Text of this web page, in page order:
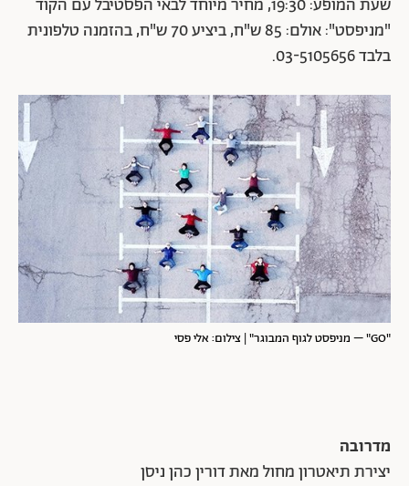
שעת המופע: 19:30, מחיר מיוחד לבאי הפסטיבל עם הקוד
"מניפסט": אולם: 85 ש"ח, ביציע 70 ש"ח, בהזמנה טלפונית
בלבד 03-5105656.
"GO" – מניפסט לגוף המבוגר" | צילום: אלי פסי
מדרובה
יצירת תיאטרון מחול מאת דורין כהן ניסן